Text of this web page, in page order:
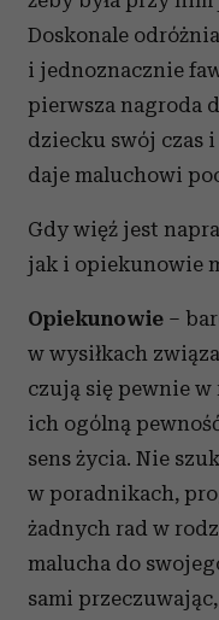
Doskonale
i jednoznacznie
pierwsza nagroda
dziecku swój czas
daje maluchowi
Gdy więź jest
jak i opiekunowie
Opiekunowie –
w wysiłkach
czują się pewnie w
ich ogólną
sens życia. Nie
w poradnikach,
żadnych rad w
malucha do
sami